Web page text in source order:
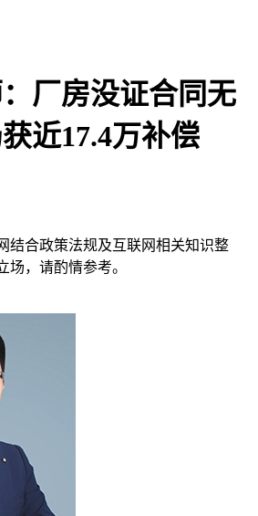
厂房没证合同无
近17.4万补偿
结合政策法规及互联网相关知识整
场，请酌情参考。